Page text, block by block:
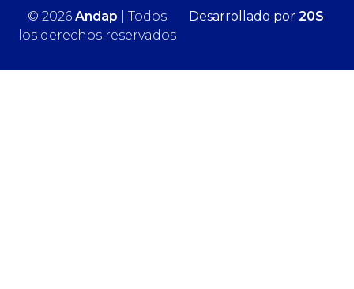
© 2026Andap | Todos
los derechos reservados
Desarrollado por20S